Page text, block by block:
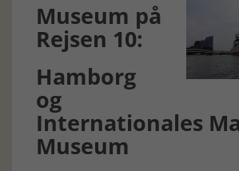
Museum på
Rejsen 10:
Hamborg
og
Internationales
Museum